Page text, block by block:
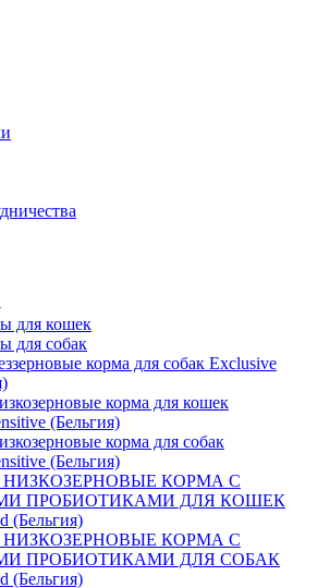
для кошек
для собак
корма для собак Exclusive
корма для кошек
(Бельгия)
корма для собак
(Бельгия)
КОРМА С
ПРОБИОТИКАМИ ДЛЯ КОШЕК
(Бельгия)
КОРМА С
ПРОБИОТИКАМИ ДЛЯ СОБАК
(Бельгия)